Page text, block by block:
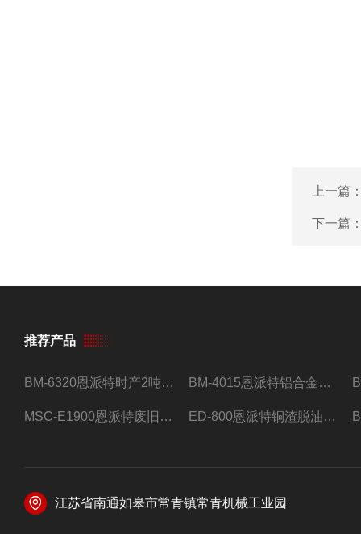
上一篇
下一篇
推荐产品
BM-6320恩派特时产2吨合金钢屑压饼机 BM-4015恩派特铝合金屑压饼机 脱油效果好
MSC-E1900恩派特废旧锂电池极片破碎处理设备 ED-800恩派特铜渣脱油机废铜屑铝屑甩油机
江苏省南通如皋市常青镇常青机械工业园